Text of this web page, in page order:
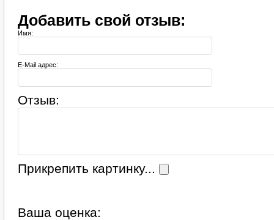
Добавить свой отзыв:
Имя:
E-Mail адрес:
Отзыв:
Прикрепить картинку...
Ваша оценка: